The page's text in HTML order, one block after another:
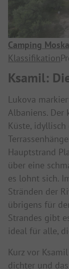
Camping
Klassifikation
Ksamil:
Lukova
Albaniens.
Küste,
Hauptstrand
über eine
es lohnt sich.
Stränden der
übrigens für
Strandes gibt
ideal für alle,
Kurz vor
dichter und